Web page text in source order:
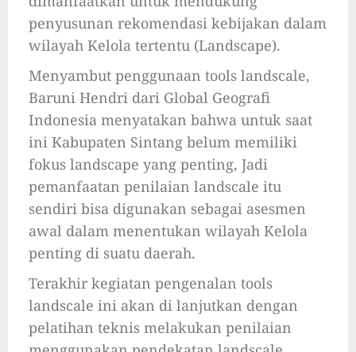
penyusunan rekomendasi kebijakan dalam
wilayah Kelola tertentu (Landscape).
Menyambut penggunaan tools landscale,
Baruni Hendri dari Global Geografi
Indonesia menyatakan bahwa untuk saat
ini Kabupaten Sintang belum memiliki
fokus landscape yang penting, Jadi
pemanfaatan penilaian landscale itu
sendiri bisa digunakan sebagai asesmen
awal dalam menentukan wilayah Kelola
penting di suatu daerah.
Terakhir kegiatan pengenalan tools
landscale ini akan di lanjutkan dengan
pelatihan teknis melakukan penilaian